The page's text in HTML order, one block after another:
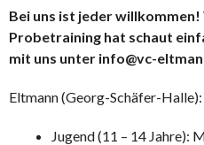
Bei uns ist jeder
Probetraining hat schaut
mit uns unter info@vc-
Eltmann (Georg-Schäfer-Halle):
Jugend (11 – 14 Jahre):